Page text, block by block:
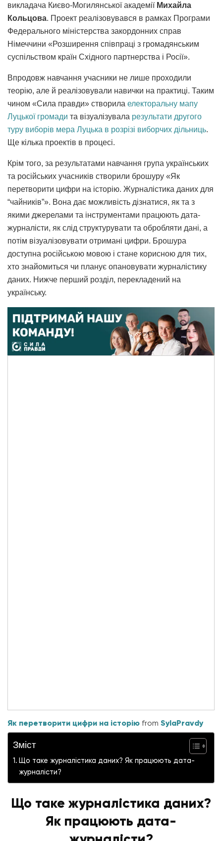
викладача Києво-Могилянської академії Михайла
Кольцова. Проект реалізовувався в рамках Програми
Федерального міністерства закордонних справ
Німеччини «Розширення співпраці з громадянським
суспільством країн Східного партнерства і Росії».
Впродовж навчання учасники не лише проходили
теорію, але й реалізовували навички на практиці. Таким
чином «Сила правди» створила електоральну мапу
Луцької громади та візуалізувала результати другого
туру виборів мера Луцька в розрізі виборчих дільниць.
Ще кілька проектів в процесі.
Крім того, за результатами навчання група українських
та російських учасників створили брошуру «Як
перетворити цифри на історію. Журналістика даних для
“чайників”». Вона дає можливість дізнатися, як та з
якими джерелами та інструментами працюють дата-
журналісти, як слід структурувати та обробляти дані, а
потім візуалізовувати отримані цифри. Брошура
доступна російською мовою і стане корисною для тих,
хто знайомиться чи планує опановувати журналістику
даних. Нижче перший розділ, перекладений на
українську.
Як перетворити цифри на історію from SylaPravdy
Зміст
Що таке журналістика даних? Як працюють дата-
журналісти?
Що таке журналістика даних?
Як працюють дата-